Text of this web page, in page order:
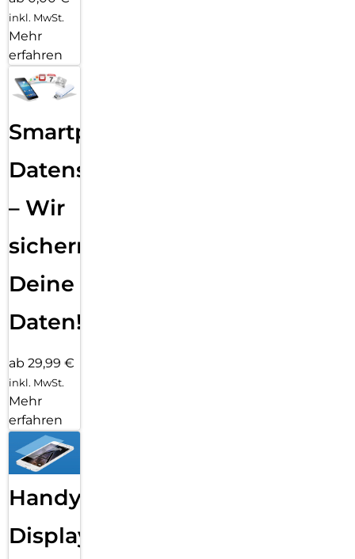
inkl. MwSt.
Mehr
erfahren
Smartphone
Datensicherung
– Wir
sichern
Deine
Daten!
ab 29,99 €
inkl. MwSt.
Mehr
erfahren
Handy
Displayfolie